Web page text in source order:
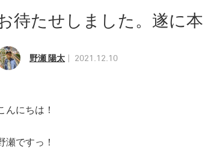
待たせしました。遂に本
野瀬 陽太 2021.12.10
んにちは！
瀬ですっ！